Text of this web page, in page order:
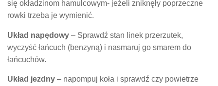
się okładzinom hamulcowym- jeżeli zniknęły poprzeczne
rowki trzeba je wymienić.
Układ napędowy – Sprawdź stan linek przerzutek,
wyczyść łańcuch (benzyną) i nasmaruj go smarem do
łańcuchów.
Układ jezdny – napompuj koła i sprawdź czy powietrze